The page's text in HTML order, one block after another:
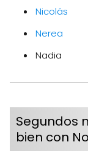
Nicolás
Nerea
Nadia
Segundos
bien con